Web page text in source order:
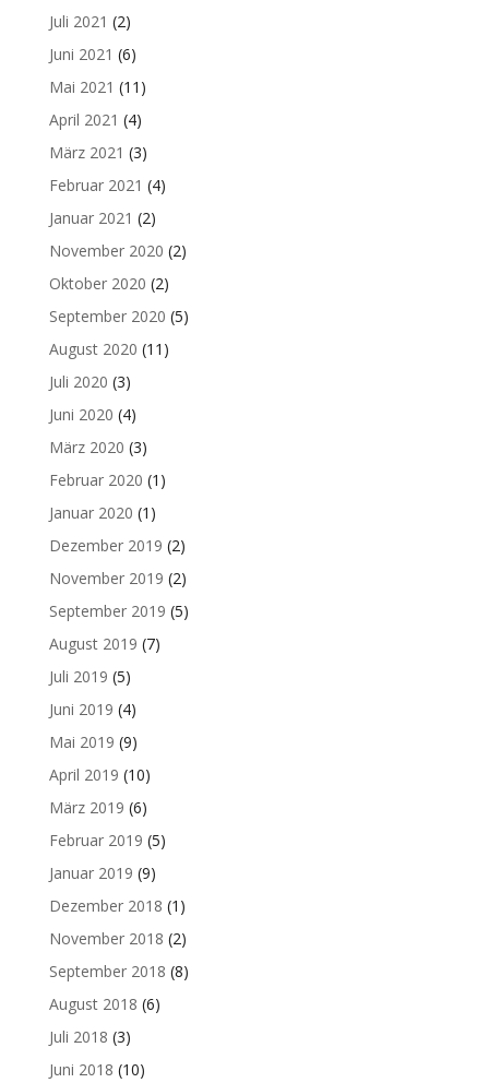
Juli 2021 (2)
Juni 2021 (6)
Mai 2021 (11)
April 2021 (4)
März 2021 (3)
Februar 2021 (4)
Januar 2021 (2)
November 2020 (2)
Oktober 2020 (2)
September 2020 (5)
August 2020 (11)
Juli 2020 (3)
Juni 2020 (4)
März 2020 (3)
Februar 2020 (1)
Januar 2020 (1)
Dezember 2019 (2)
November 2019 (2)
September 2019 (5)
August 2019 (7)
Juli 2019 (5)
Juni 2019 (4)
Mai 2019 (9)
April 2019 (10)
März 2019 (6)
Februar 2019 (5)
Januar 2019 (9)
Dezember 2018 (1)
November 2018 (2)
September 2018 (8)
August 2018 (6)
Juli 2018 (3)
Juni 2018 (10)